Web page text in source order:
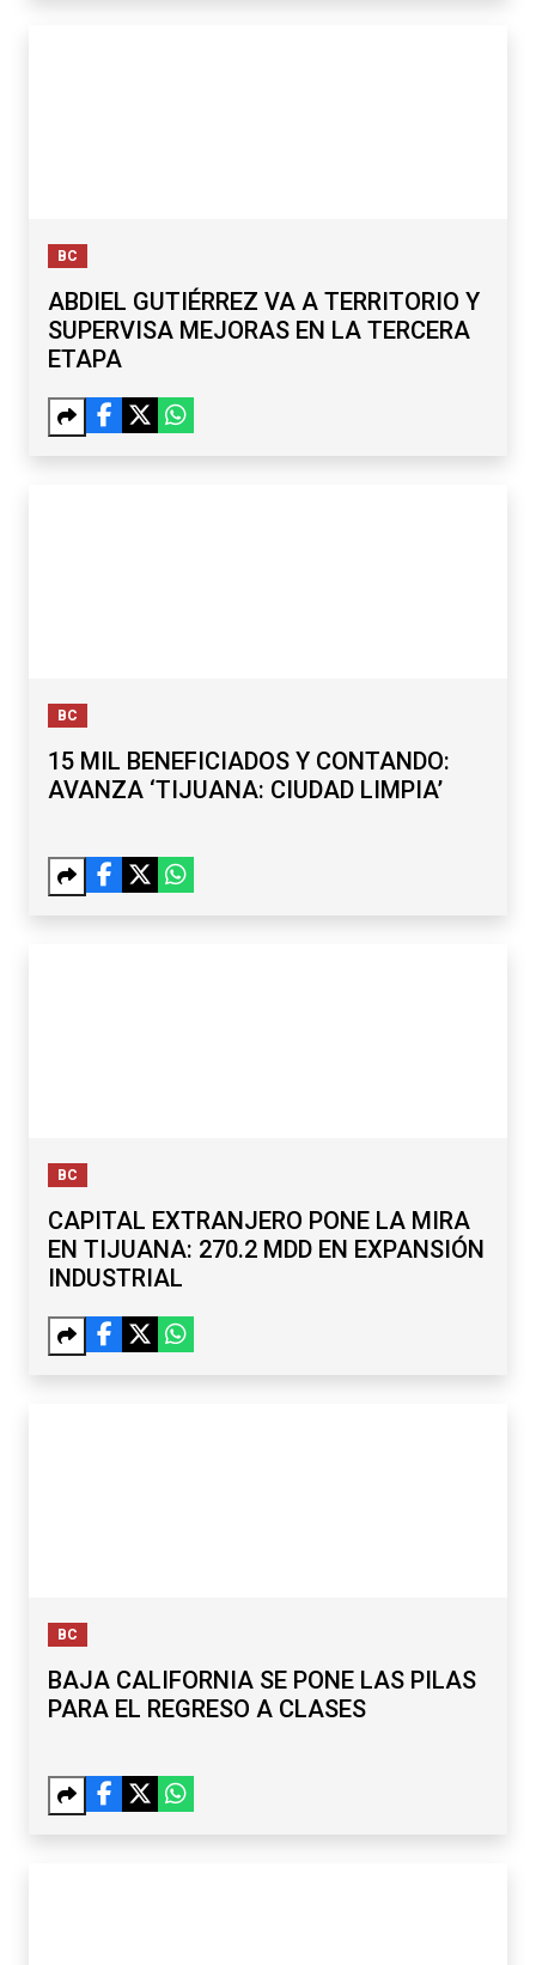
BC
ABDIEL GUTIÉRREZ VA A TERRITORIO Y
SUPERVISA MEJORAS EN LA TERCERA
ETAPA
BC
15 MIL BENEFICIADOS Y CONTANDO:
AVANZA ‘TIJUANA: CIUDAD LIMPIA’
BC
CAPITAL EXTRANJERO PONE LA MIRA
EN TIJUANA: 270.2 MDD EN EXPANSIÓN
INDUSTRIAL
BC
BAJA CALIFORNIA SE PONE LAS PILAS
PARA EL REGRESO A CLASES